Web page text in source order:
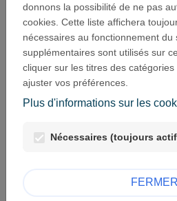
Fondation des solidarités
afin de connaître les
d'optimiser la présentation de
de petits fichiers déposés sur
facilitent la navigation et
très convivial. Les cookies
vérifier si votre ordinateur a
est identifié.
Le premier pour stocker
donnons la possibilité de ne pas
cookies. Cette liste affichera
nécessaires au fonctionnement du
supplémentaires sont utilisés sur
cliquer sur les titres des
ajuster vos préférences.
Plus d'informations sur les
Nécessaires (toujours
FERMER